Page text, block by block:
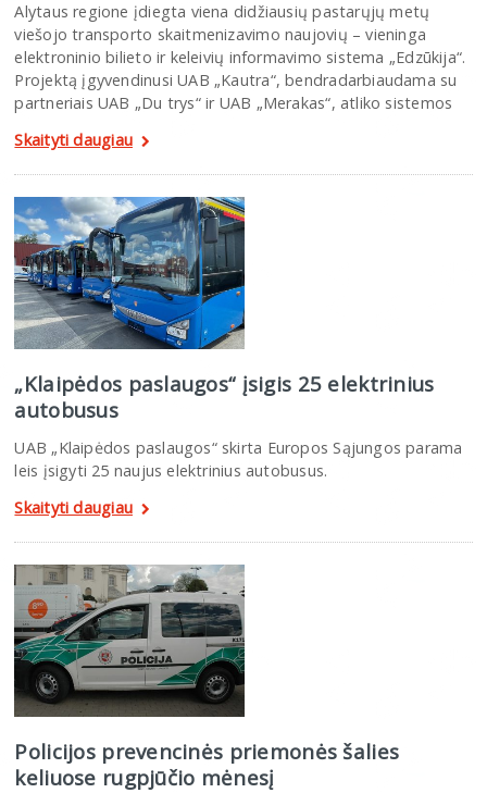
Alytaus regione įdiegta viena didžiausių pastarųjų metų
viešojo transporto skaitmenizavimo naujovių – vieninga
elektroninio bilieto ir keleivių informavimo sistema „Edzūkija“.
Projektą įgyvendinusi UAB „Kautra“, bendradarbiaudama su
partneriais UAB „Du trys“ ir UAB „Merakas“, atliko sistemos
Skaityti daugiau
„Klaipėdos paslaugos“ įsigis 25 elektrinius
autobusus
UAB „Klaipėdos paslaugos“ skirta Europos Sąjungos parama
leis įsigyti 25 naujus elektrinius autobusus.
Skaityti daugiau
Policijos prevencinės priemonės šalies
keliuose rugpjūčio mėnesį